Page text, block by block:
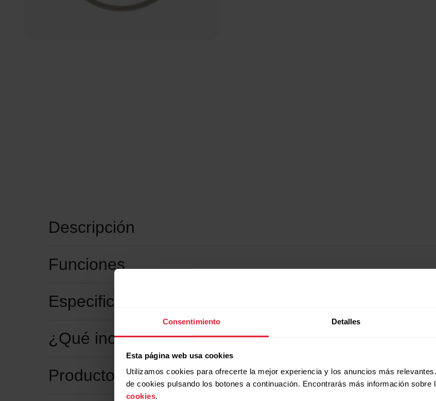
Consentimiento Detalles
Esta página web usa cookies
Utilizamos cookies para ofrecerte la mejor experiencia y los anuncios más
de cookies pulsando los botones a continuación. Encontrarás más información sobre
cookies.
Descripción
Funciones
Especificaciones técnicas
¿Qué incluye?
Productos compatibles